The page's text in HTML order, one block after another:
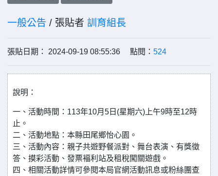
一般公告 / 張貼者 訓育組長
張貼日期： 2024-09-19 08:55:36 點閱： 524
說明：
一、活動時間：113年10月5日(星期六)上午9時至12時
止。
二、活動地點：本縣田尾鄉怡心園。
三、活動內容：親子共遊野餐派對、舞台表演、有獎徵
答、摸彩活動、發票褔利站及租稅闖關遊戲。
四、相關活動詳情可參閱本局官網活動訊息或粉絲團查